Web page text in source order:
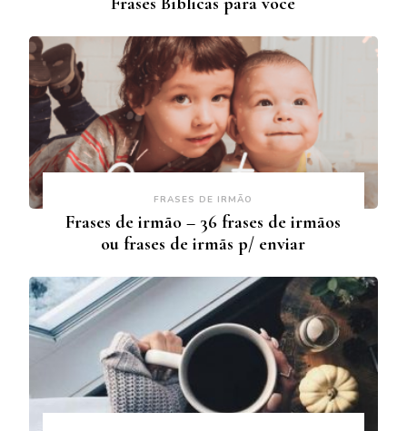
FRASES DE IRMÃO
Frases de irmão – 36 frases de irmãos
ou frases de irmãs p/ enviar